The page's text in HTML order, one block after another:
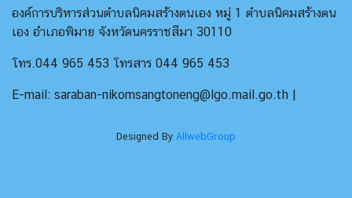
องค์การบริหารส่วนตำบลนิคมสร้างตนเอง หมู่ 1 ตำบลนิคมสร้างตน
เอง อำเภอพิมาย จังหวัดนครราชสีมา 30110
โทร.044 965 453 โทรสาร 044 965 453
E-mail: saraban-nikomsangtoneng@lgo.mail.go.th |
Designed By AllwebGroup